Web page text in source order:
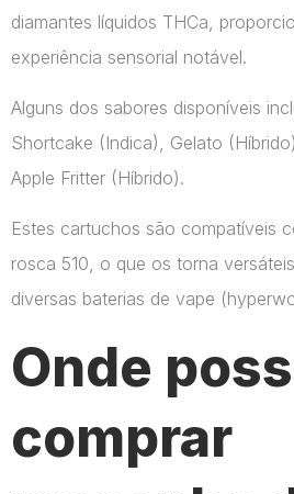
diamantes líquidos THCa,
experiência sensorial notável.
Alguns dos sabores disponíveis
Shortcake (Indica), Gelato
Apple Fritter (Híbrido).
Estes cartuchos são compatíveis
rosca 510, o que os torna
diversas baterias de vape​
Onde
comprar